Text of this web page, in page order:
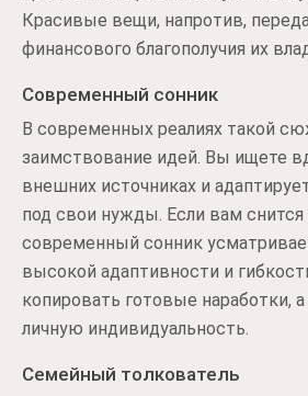
Красивые вещи, напротив,
финансового благополучия их
Современный сонник
В современных реалиях такой
заимствование идей. Вы ищете
внешних источниках и
под свои нужды. Если вам снится
современный сонник
высокой адаптивности и
копировать готовые наработки,
личную индивидуальность.
Семейный толкователь